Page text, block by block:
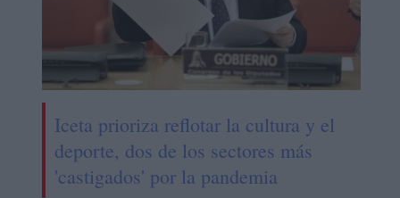
Iceta prioriza reflotar la cultura y el
deporte, dos de los sectores más
'castigados' por la pandemia